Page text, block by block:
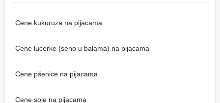
Cene kukuruza na pijacama
Cene lucerke (seno u balama) na pijacama
Cene pšenice na pijacama
Cene soje na pijacama